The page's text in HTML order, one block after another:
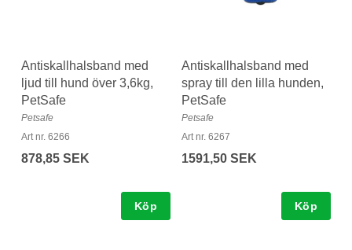
Antiskallhalsband med
ljud till hund över 3,6kg,
PetSafe
Petsafe
Art nr. 6266
878,85 SEK
Köp
Antiskallhalsband med
spray till den lilla hunden,
PetSafe
Petsafe
Art nr. 6267
1591,50 SEK
Köp